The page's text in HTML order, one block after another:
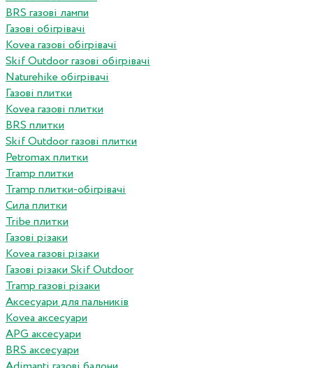
BRS газові лампи
Газові обігрівачі
Kovea газові обігрівачі
Skif Outdoor газові обігрівачі
Naturehike обігрівачі
Газові плитки
Kovea газові плитки
BRS плитки
Skif Outdoor газові плитки
Petromax плитки
Tramp плитки
Tramp плитки-обігрівачі
Сила плитки
Tribe плитки
Газові різаки
Kovea газові різаки
Газові різаки Skif Outdoor
Tramp газові різаки
Аксесуари для пальників
Kovea аксесуари
APG аксесуари
BRS аксесуари